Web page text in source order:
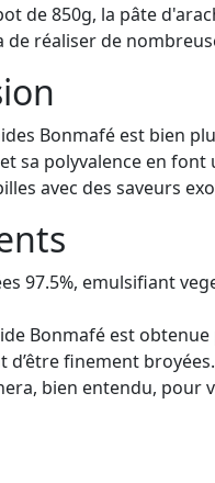
de 850g, la pâte
réaliser de
Bonmafé est bien
sa polyvalence en
avec des saveurs
97.5%, emulsifiant
Bonmafé est
d’être finement
bien entendu, pour